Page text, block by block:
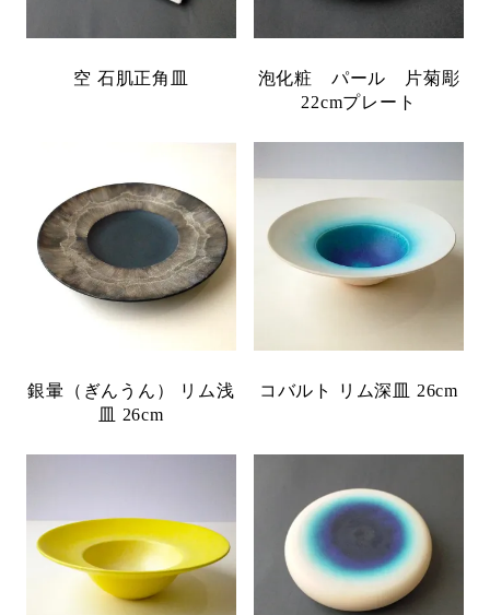
空 石肌正角皿
泡化粧 パール 片菊彫
22cmプレート
銀暈（ぎんうん） リム浅
皿 26cm
コバルト リム深皿 26cm